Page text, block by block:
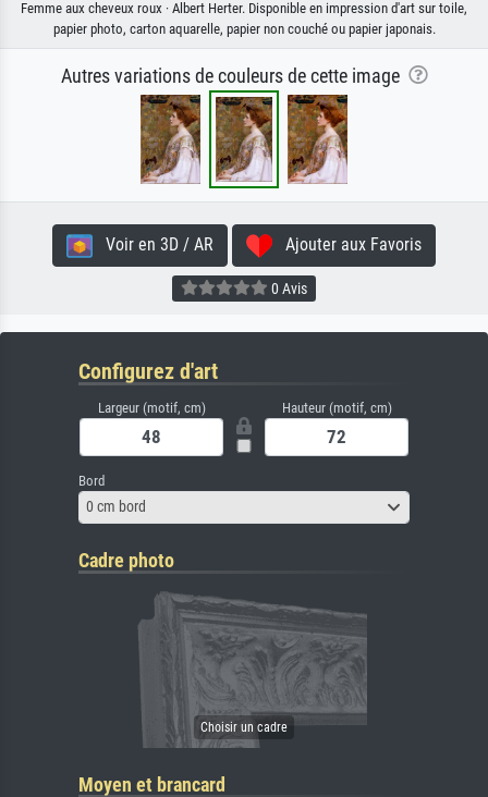
Femme aux cheveux roux · Albert Herter. Disponible en impression d'art sur toile,
papier photo, carton aquarelle, papier non couché ou papier japonais.
Autres variations de couleurs de cette image
Voir en 3D / AR Ajouter aux Favoris
0 Avis
Configurez d'art
Largeur (motif, cm) Hauteur (motif, cm)
Bord
0 cm bord
Cadre photo
Moyen et brancard